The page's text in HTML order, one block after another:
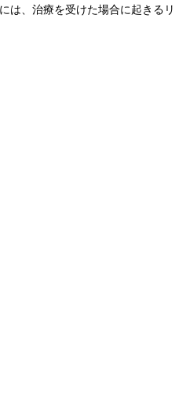
は、治療を受けた場合に起きるリ